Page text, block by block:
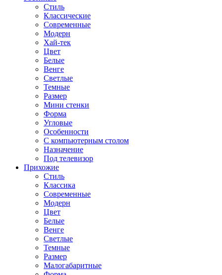
Стиль
Классические
Современные
Модерн
Хай-тек
Цвет
Белые
Венге
Светлые
Темные
Размер
Мини стенки
Форма
Угловые
Особенности
С компьютерным столом
Назначение
Под телевизор
Прихожие
Стиль
Классика
Современные
Модерн
Цвет
Белые
Венге
Светлые
Темные
Размер
Малогабаритные